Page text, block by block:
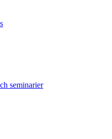
seminarier